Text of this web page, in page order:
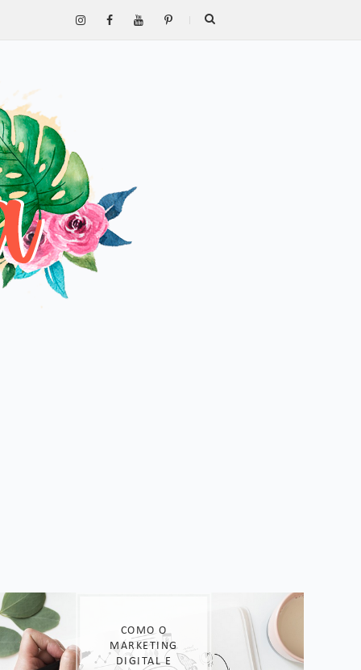
COMO O
MARKETING
DIGITAL E